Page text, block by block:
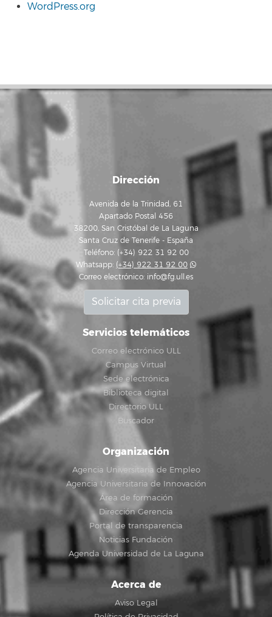
WordPress.org
Dirección
Avenida de la Trinidad, 61
Apartado Postal 456
38200, San Cristóbal de La Laguna
Santa Cruz de Tenerife - España
Teléfono: (+34) 922 31 92 00
Whatsapp: (+34) 922 31 92 00
Correo electrónico: info@fg.ull.es
Solicitar cita previa
Servicios telemáticos
Correo electrónico ULL
Campus Virtual
Sede electrónica
Biblioteca digital
Directorio ULL
Buscador
Organización
Agencia Universitaria de Empleo
Agencia Universitaria de Innovación
Área de formación
Dirección Gerencia
Portal de transparencia
Noticias Fundación
Agenda Universidad de La Laguna
Acerca de
Aviso Legal